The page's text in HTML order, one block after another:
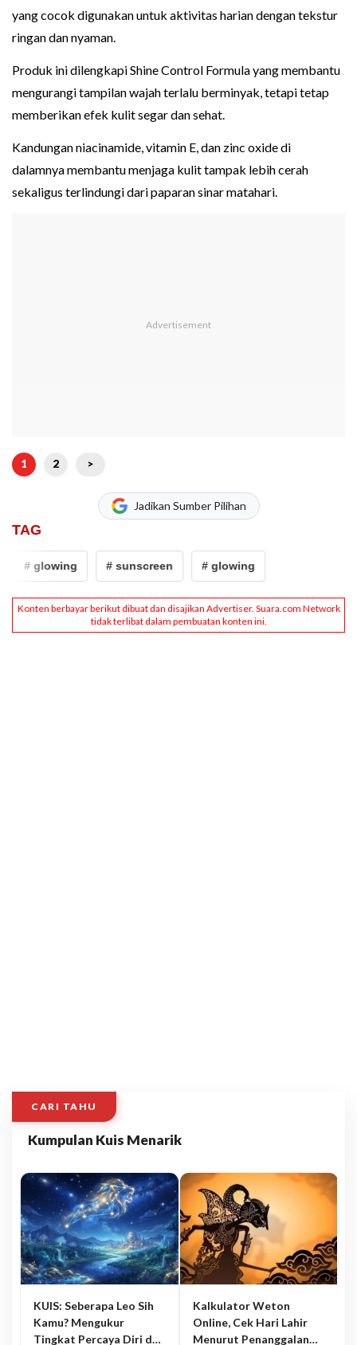
yang cocok digunakan untuk aktivitas harian dengan tekstur
ringan dan nyaman.
Produk ini dilengkapi Shine Control Formula yang membantu
mengurangi tampilan wajah terlalu berminyak, tetapi tetap
memberikan efek kulit segar dan sehat.
Kandungan niacinamide, vitamin E, dan zinc oxide di
dalamnya membantu menjaga kulit tampak lebih cerah
sekaligus terlindungi dari paparan sinar matahari.
1 2 >
Jadikan Sumber Pilihan
TAG
# glowing # sunscreen # glowing
CARI TAHU
Kumpulan Kuis Menarik
KUIS: Seberapa Leo Sih
Kamu? Mengukur
Tingkat Percaya Diri dan
Kalkulator Weton
Online, Cek Hari Lahir
Menurut Penanggalan